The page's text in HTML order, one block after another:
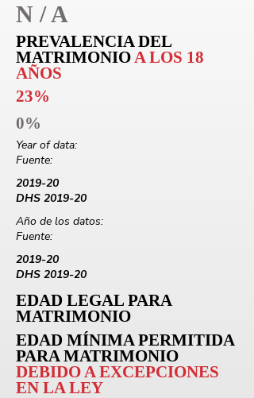
N / A
PREVALENCIA DEL
MATRIMONIOA LOS 18
AÑOS
23%
0%
Year of data:
Fuente:
2019-20
DHS 2019-20
Año de los datos:
Fuente:
2019-20
DHS 2019-20
EDAD LEGAL PARA
MATRIMONIO
EDAD MÍNIMA PERMITIDA
PARA MATRIMONIO
DEBIDO A EXCEPCIONES
EN LA LEY